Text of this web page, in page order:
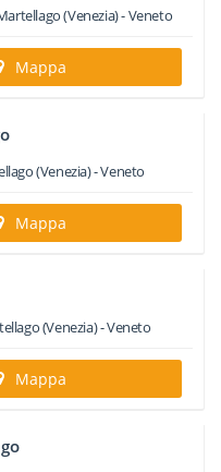
(Venezia) -Veneto
Mappa
(Venezia) -Veneto
Mappa
(Venezia) -Veneto
Mappa